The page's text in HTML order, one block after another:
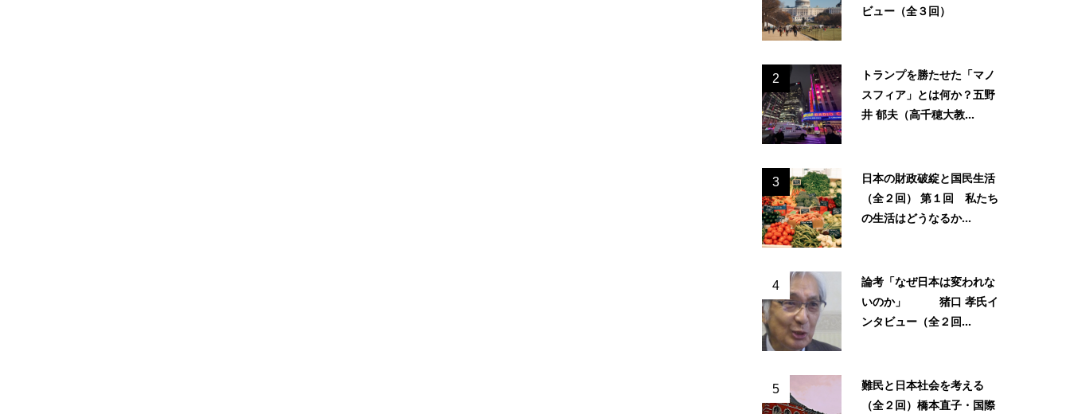
ビュー（全３回）
2
トランプを勝たせた「マノ
スフィア」とは何か？五野
井 郁夫（高千穂大教...
3
日本の財政破綻と国民生活
（全２回） 第１回 私たち
の生活はどうなるか...
4
論考「なぜ日本は変われな
いのか」 猪口 孝氏イ
ンタビュー（全２回...
5
難民と日本社会を考える
（全２回）橋本直子・国際